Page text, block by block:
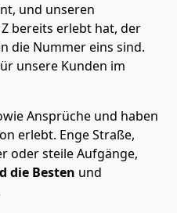
und unseren
bereits erlebt hat, der
die Nummer eins sind.
unsere Kunden im
Ansprüche und haben
erlebt. Enge Straße,
oder steile Aufgänge,
die Besten und